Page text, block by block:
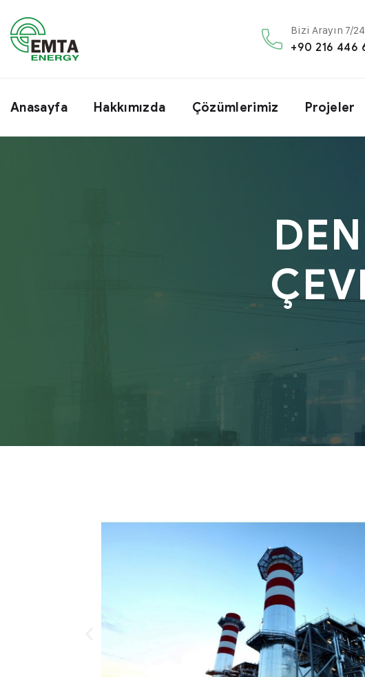
Bizi Arayın 7/24
+90 216 446
Anasayfa Hakkımızda Çözümlerimiz Projeler